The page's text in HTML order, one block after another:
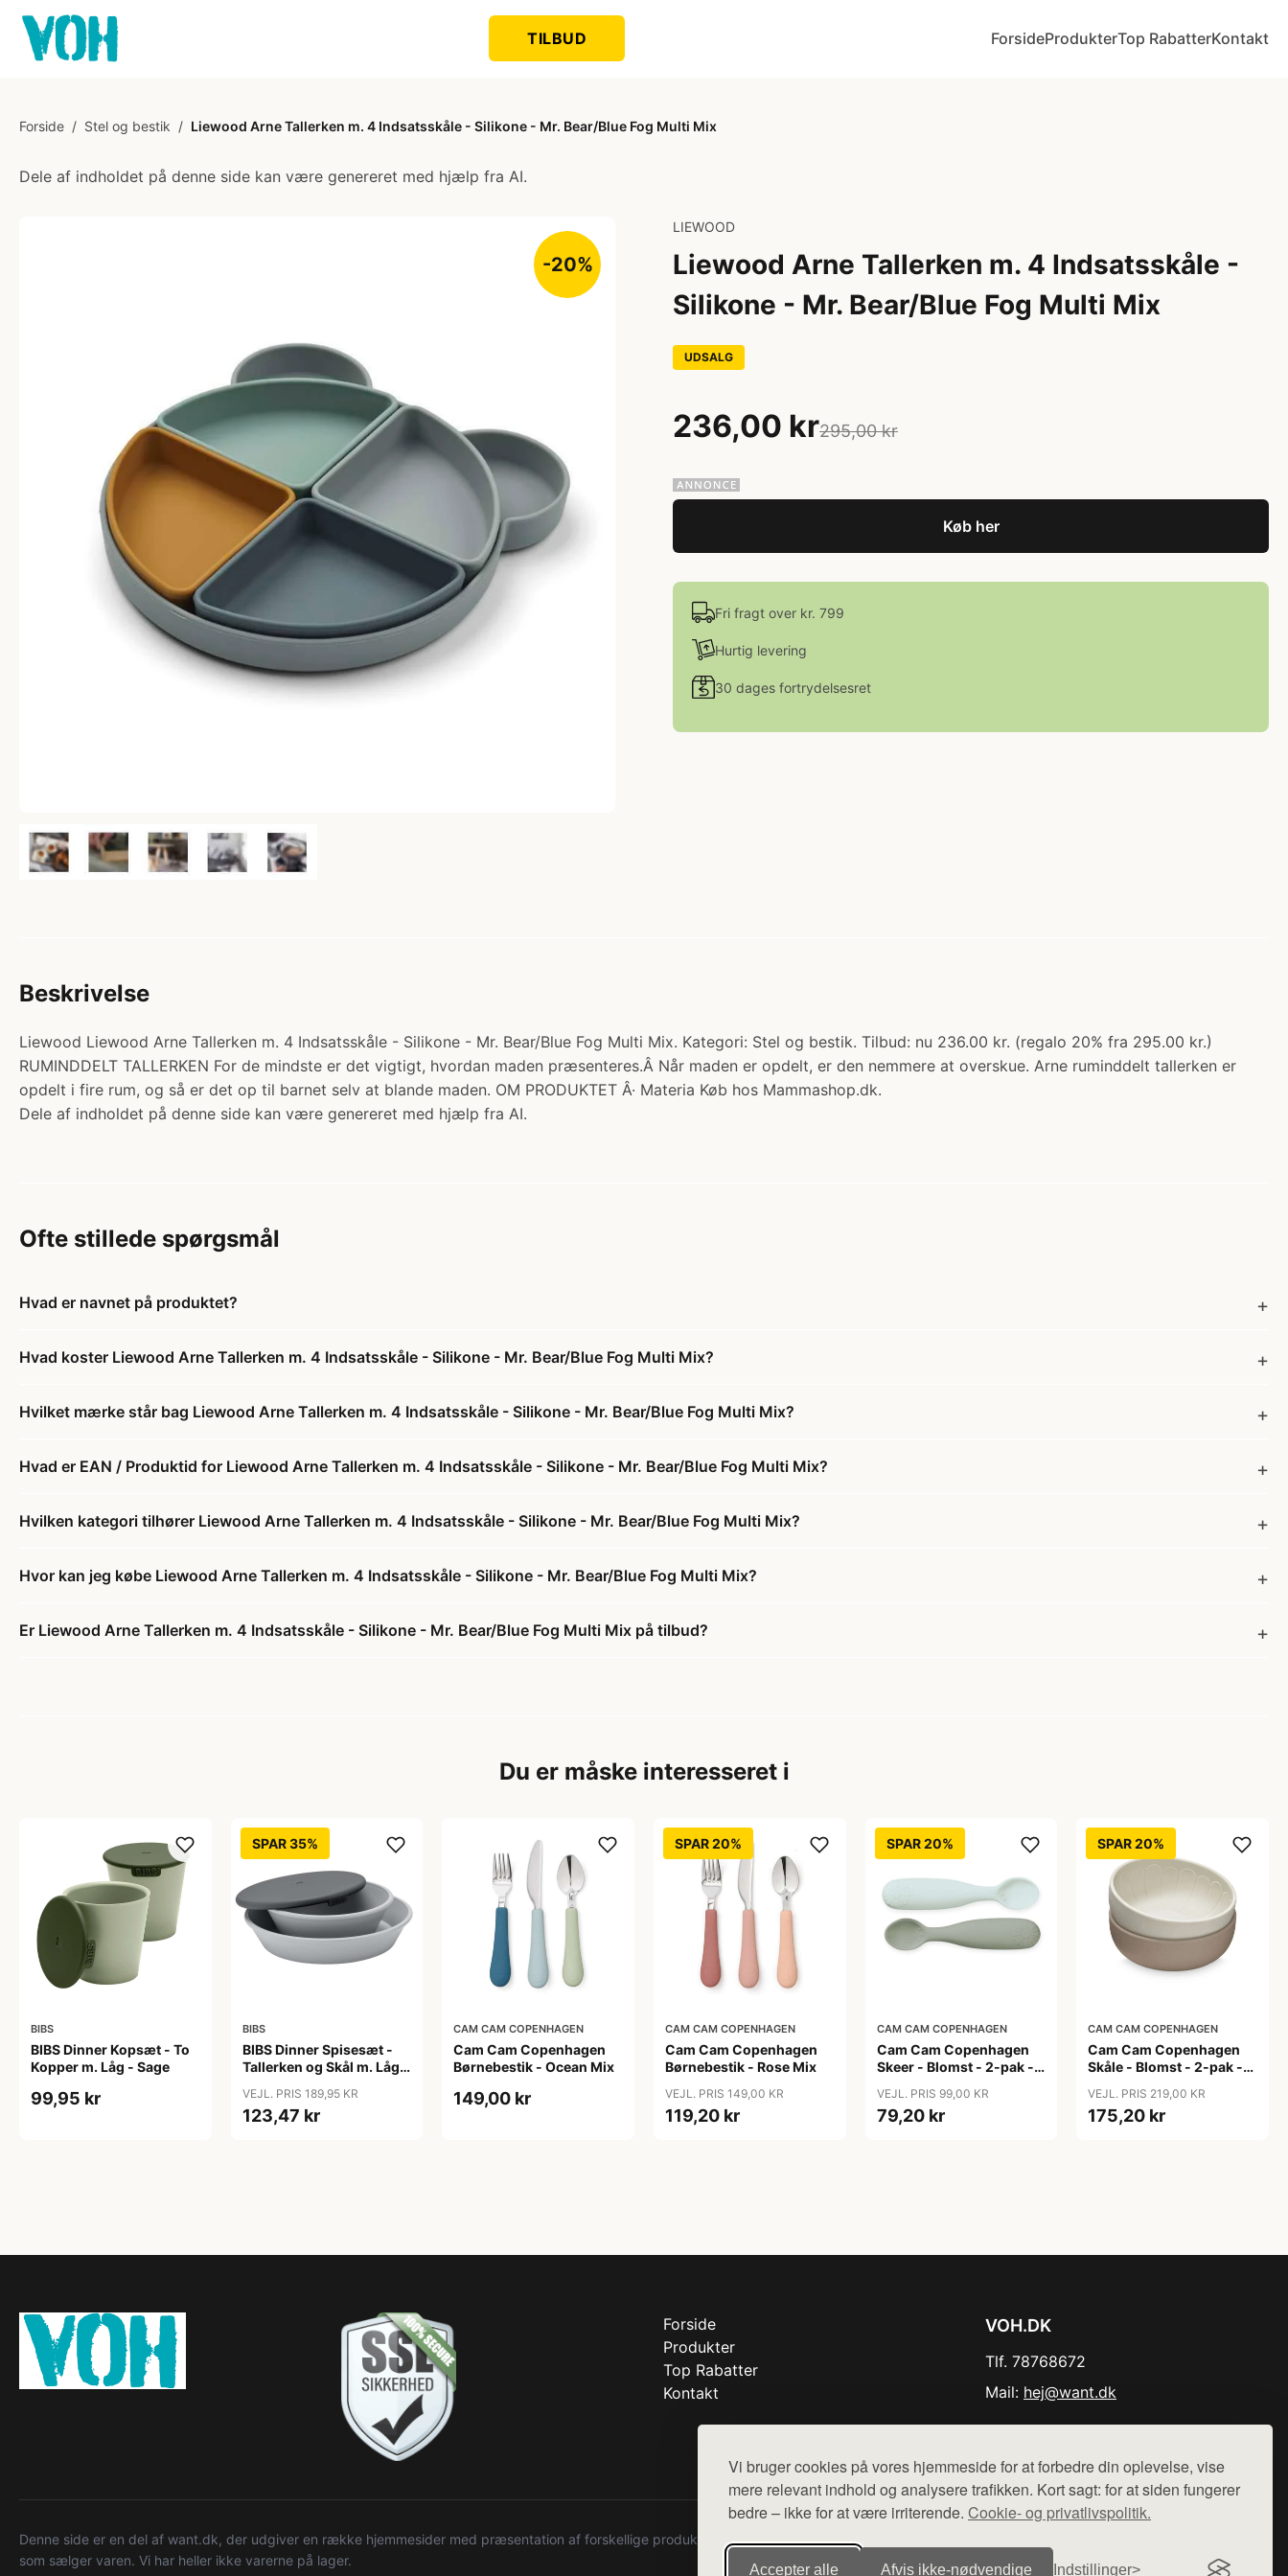
Vi bruger cookies på vores hjemmeside for at forbedre din oplevelse, vise
mere relevant indhold og analysere trafikken. Kort sagt: for at siden fungerer
bedre – ikke for at være irriterende. Cookie- og privatlivspolitik.
Accepter alle Afvis ikke‑nødvendige Indstillinger
TILBUD ForsideProdukterTop RabatterKontakt
Forside / Stel og bestik / Liewood Arne Tallerken m. 4 Indsatsskåle - Silikone - Mr. Bear/Blue Fog Multi Mix
Dele af indholdet på denne side kan være genereret med hjælp fra AI.
-20%
LIEWOOD
Liewood Arne Tallerken m. 4 Indsatsskåle -
Silikone - Mr. Bear/Blue Fog Multi Mix
UDSALG
236,00 kr295,00 kr
Køb her
Fri fragt over kr. 799
Hurtig levering
30 dages fortrydelsesret
Beskrivelse
Liewood Liewood Arne Tallerken m. 4 Indsatsskåle - Silikone - Mr. Bear/Blue Fog Multi Mix. Kategori: Stel og bestik. Tilbud: nu 236.00 kr. (regalo 20% fra 295.00 kr.)
RUMINDDELT TALLERKEN For de mindste er det vigtigt, hvordan maden præsenteres.Â Når maden er opdelt, er den nemmere at overskue. Arne ruminddelt tallerken er
opdelt i fire rum, og så er det op til barnet selv at blande maden. OM PRODUKTET Â· Materia Køb hos Mammashop.dk.
Dele af indholdet på denne side kan være genereret med hjælp fra AI.
Ofte stillede spørgsmål
Hvad er navnet på produktet?
Hvad koster Liewood Arne Tallerken m. 4 Indsatsskåle - Silikone - Mr. Bear/Blue Fog Multi Mix?
Hvilket mærke står bag Liewood Arne Tallerken m. 4 Indsatsskåle - Silikone - Mr. Bear/Blue Fog Multi Mix?
Hvad er EAN / Produktid for Liewood Arne Tallerken m. 4 Indsatsskåle - Silikone - Mr. Bear/Blue Fog Multi Mix?
Hvilken kategori tilhører Liewood Arne Tallerken m. 4 Indsatsskåle - Silikone - Mr. Bear/Blue Fog Multi Mix?
Hvor kan jeg købe Liewood Arne Tallerken m. 4 Indsatsskåle - Silikone - Mr. Bear/Blue Fog Multi Mix?
Er Liewood Arne Tallerken m. 4 Indsatsskåle - Silikone - Mr. Bear/Blue Fog Multi Mix på tilbud?
Du er måske interesseret i
BIBS
BIBS Dinner Kopsæt - To
Kopper m. Låg - Sage
99,95 kr
SPAR 35%
BIBS
BIBS Dinner Spisesæt -
Tallerken og Skål m. Låg -
VEJL. PRIS 189,95 KR
123,47 kr
CAM CAM COPENHAGEN
Cam Cam Copenhagen
Børnebestik - Ocean Mix
149,00 kr
SPAR 20%
CAM CAM COPENHAGEN
Cam Cam Copenhagen
Børnebestik - Rose Mix
VEJL. PRIS 149,00 KR
119,20 kr
SPAR 20%
CAM CAM COPENHAGEN
Cam Cam Copenhagen
Skeer - Blomst - 2-pak -
VEJL. PRIS 99,00 KR
79,20 kr
SPAR 20%
CAM CAM COPENHAGEN
Cam Cam Copenhagen
Skåle - Blomst - 2-pak -
VEJL. PRIS 219,00 KR
175,20 kr
Forside
Produkter
Top Rabatter
Kontakt
VOH.DK
Tlf. 78768672
Mail: hej@want.dk
Denne side er en del af want.dk, der udgiver en række hjemmesider med præsentation af forskellige produkter fra diverse webshops. Der sælges ikke varer fra denne side - vi henviser til de shops,
som sælger varen. Vi har heller ikke varerne på lager.